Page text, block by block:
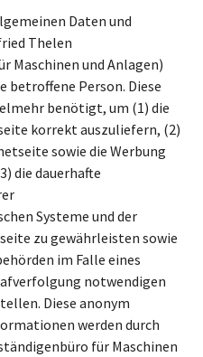
Daten und
Thelen
Maschinen und Anlagen)
betroffene Person. Diese
benötigt, um (1) die
korrekt auszuliefern, (2)
sowie die Werbung
die dauerhafte
Systeme und der
zu gewährleisten sowie
im Falle eines
notwendigen
Diese anonym
werden durch
für Maschinen